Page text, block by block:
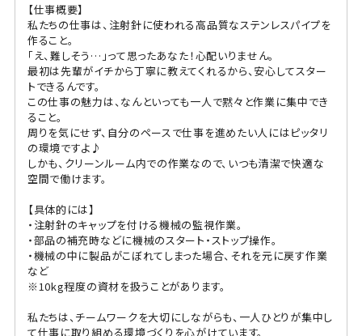
【仕事概要】
私たちの仕事は、注射針に使われる高品質なステンレスパイプを
作ること。
「え、難しそう…」って思ったあなた！心配いりません。
最初は先輩がイチから丁寧に教えてくれるから、安心してスター
トできるんです。
この仕事の魅力は、なんといっても一人で黙々と作業に集中でき
ること。
周りを気にせず、自分のペースで仕事を進めたい人にはピッタリ
の環境ですよ♪
しかも、クリーンルーム内での作業なので、いつも清潔で快適な
空間で働けます。
【具体的には】
・注射針のキャップを付ける機械の監視作業。
・部品の補充時などに機械のスタート・ストップ操作。
・機械の中に製品がこぼれてしまった場合、それを元に戻す作業
など
※10kg程度の資材を扱うことがあります。
私たちは、チームワークを大切にしながらも、一人ひとりが集中し
て仕事に取り組める環境づくりを心がけています。